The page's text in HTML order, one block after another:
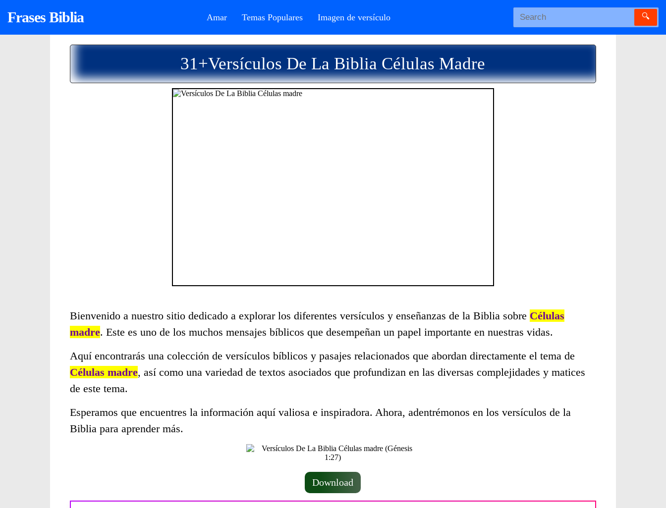
Frases Biblia Amar Temas Populares Imagen de versículo 🔍
31+Versículos De La Biblia Células Madre
Bienvenido a nuestro sitio dedicado a explorar los diferentes versículos y enseñanzas de la Biblia sobre Células
madre. Este es uno de los muchos mensajes bíblicos que desempeñan un papel importante en nuestras vidas.
Aquí encontrarás una colección de versículos bíblicos y pasajes relacionados que abordan directamente el tema de
Células madre, así como una variedad de textos asociados que profundizan en las diversas complejidades y matices
de este tema.
Esperamos que encuentres la información aquí valiosa e inspiradora. Ahora, adentrémonos en los versículos de la
Biblia para aprender más.
Download